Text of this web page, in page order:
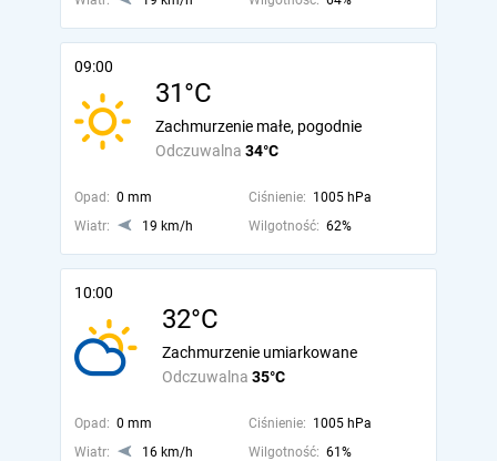
09:00
31°C
Odczuwalna 34°C
Zachmurzenie małe, pogodnie
Opad: 0 mm Ciśnienie: 1005 hPa
Wiatr:
19 km/h Wilgotność: 62%
10:00
32°C
Odczuwalna 35°C
Zachmurzenie umiarkowane
Opad: 0 mm Ciśnienie: 1005 hPa
Wiatr:
16 km/h Wilgotność: 61%